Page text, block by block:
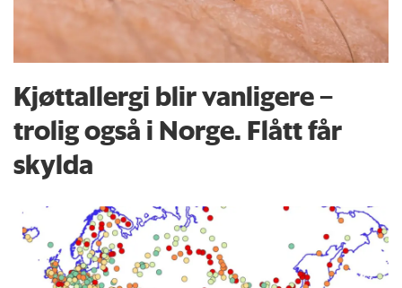
Kjøttallergi blir vanligere –
trolig også i Norge. Flått får
skylda